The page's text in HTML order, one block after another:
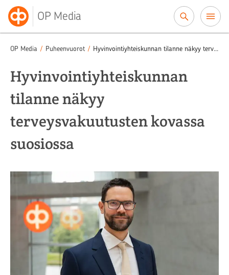
OP Media
OP Media / Puheenvuorot / Hyvinvointiyhteiskunnan tilanne näkyy terveysvakuutusten kovassa suosiossa
Hyvinvointiyhteiskunnan
tilanne näkyy
terveysvakuutusten kovassa
suosiossa